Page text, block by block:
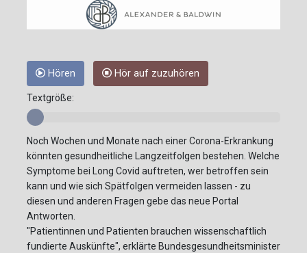
Hören Hör auf zuzuhören
Textgröße:
Noch Wochen und Monate nach einer Corona-Erkrankung
könnten gesundheitliche Langzeitfolgen bestehen. Welche
Symptome bei Long Covid auftreten, wer betroffen sein
kann und wie sich Spätfolgen vermeiden lassen - zu
diesen und anderen Fragen gebe das neue Portal
Antworten.
"Patientinnen und Patienten brauchen wissenschaftlich
fundierte Auskünfte", erklärte Bundesgesundheitsminister